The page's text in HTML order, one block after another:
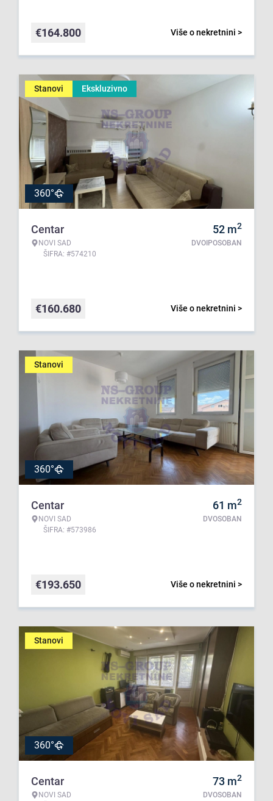
Više o nekretnini >
€164.800
Stanovi Ekskluzivno
360°
Centar
NOVI SAD
ŠIFRA: #574210
52 m2
DVOIPOSOBAN
Više o nekretnini >
€160.680
Stanovi
360°
Centar
NOVI SAD
ŠIFRA: #573986
61 m2
DVOSOBAN
Više o nekretnini >
€193.650
Stanovi
360°
Centar
NOVI SAD
73 m2
DVOSOBAN